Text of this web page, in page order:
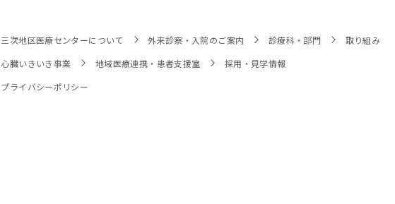
三次地区医療センターについて 外来診察・入院のご案内 診療科・部門
取り組み
心臓いきいき事業
地域医療連携・患者支援室
採用・見学情報
プライバシーポリシー